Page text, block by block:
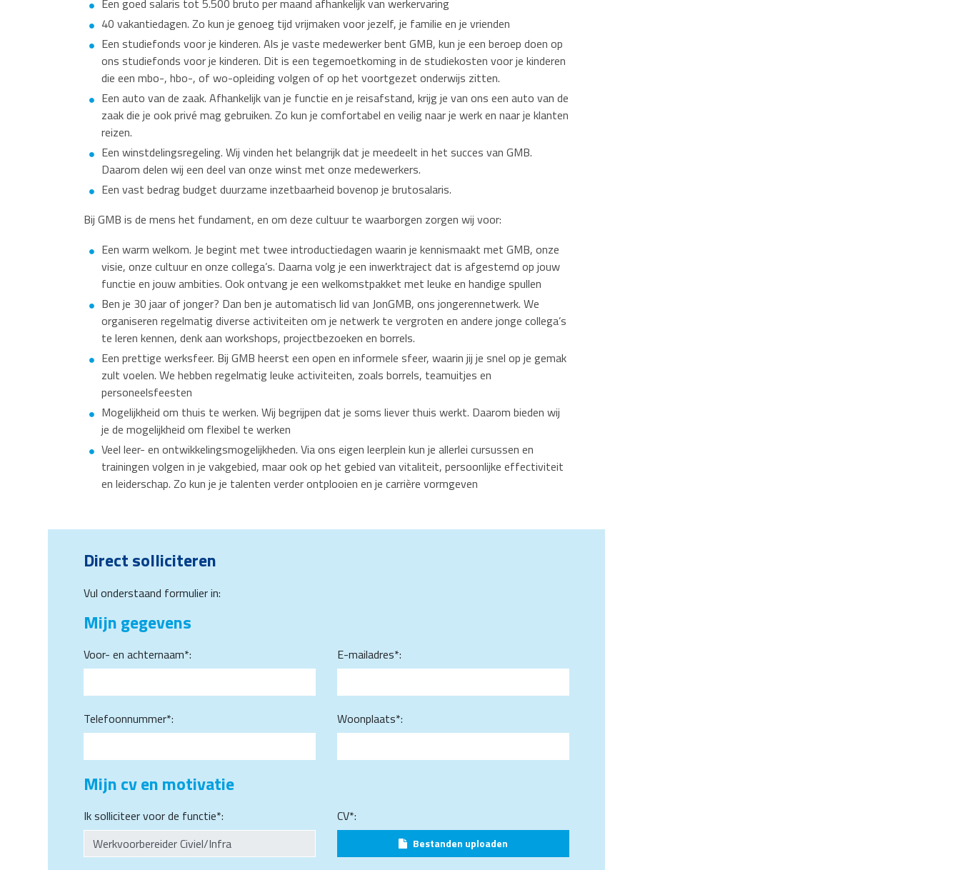
Een goed salaris tot 5.500 bruto per maand afhankelijk van werkervaring
40 vakantiedagen. Zo kun je genoeg tijd vrijmaken voor jezelf, je familie en je vrienden
Een studiefonds voor je kinderen. Als je vaste medewerker bent GMB, kun je een beroep doen op
ons studiefonds voor je kinderen. Dit is een tegemoetkoming in de studiekosten voor je kinderen
die een mbo-, hbo-, of wo-opleiding volgen of op het voortgezet onderwijs zitten.
Een auto van de zaak. Afhankelijk van je functie en je reisafstand, krijg je van ons een auto van de
zaak die je ook privé mag gebruiken. Zo kun je comfortabel en veilig naar je werk en naar je klanten
reizen.
Een winstdelingsregeling. Wij vinden het belangrijk dat je meedeelt in het succes van GMB.
Daarom delen wij een deel van onze winst met onze medewerkers.
Een vast bedrag budget duurzame inzetbaarheid bovenop je brutosalaris.
Bij GMB is de mens het fundament, en om deze cultuur te waarborgen zorgen wij voor:
Een warm welkom. Je begint met twee introductiedagen waarin je kennismaakt met GMB, onze
visie, onze cultuur en onze collega’s. Daarna volg je een inwerktraject dat is afgestemd op jouw
functie en jouw ambities. Ook ontvang je een welkomstpakket met leuke en handige spullen
Ben je 30 jaar of jonger? Dan ben je automatisch lid van JonGMB, ons jongerennetwerk. We
organiseren regelmatig diverse activiteiten om je netwerk te vergroten en andere jonge collega’s
te leren kennen, denk aan workshops, projectbezoeken en borrels.
Een prettige werksfeer. Bij GMB heerst een open en informele sfeer, waarin jij je snel op je gemak
zult voelen. We hebben regelmatig leuke activiteiten, zoals borrels, teamuitjes en
personeelsfeesten
Mogelijkheid om thuis te werken. Wij begrijpen dat je soms liever thuis werkt. Daarom bieden wij
je de mogelijkheid om flexibel te werken
Veel leer- en ontwikkelingsmogelijkheden. Via ons eigen leerplein kun je allerlei cursussen en
trainingen volgen in je vakgebied, maar ook op het gebied van vitaliteit, persoonlijke effectiviteit
en leiderschap. Zo kun je je talenten verder ontplooien en je carrière vormgeven
Direct solliciteren
Vul onderstaand formulier in:
Mijn gegevens
Voor- en achternaam*: E-mailadres*:
Telefoonnummer*: Woonplaats*:
Mijn cv en motivatie
Ik solliciteer voor de functie*: CV*:
Bestanden uploaden